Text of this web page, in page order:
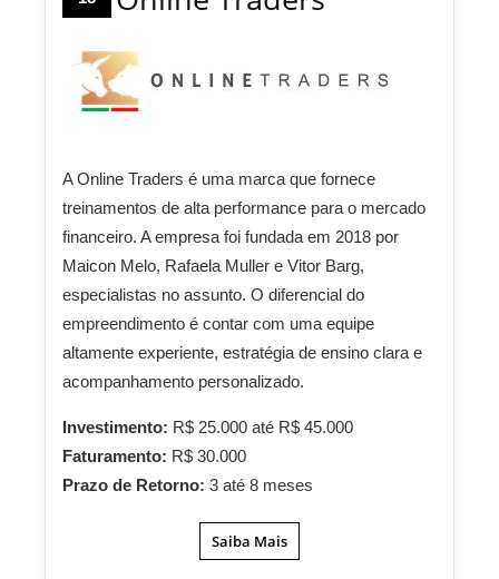
A Online Traders é uma marca que fornece
treinamentos de alta performance para o mercado
financeiro. A empresa foi fundada em 2018 por
Maicon Melo, Rafaela Muller e Vitor Barg,
especialistas no assunto. O diferencial do
empreendimento é contar com uma equipe
altamente experiente, estratégia de ensino clara e
acompanhamento personalizado.
Investimento: R$ 25.000 até R$ 45.000
Faturamento: R$ 30.000
Prazo de Retorno: 3 até 8 meses
Saiba Mais